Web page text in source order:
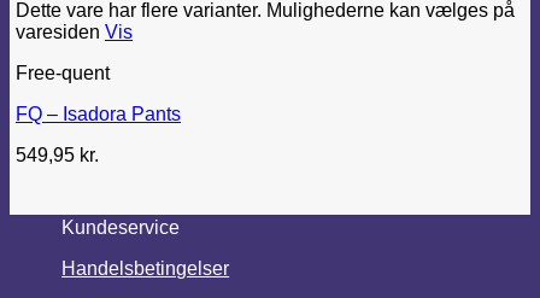
Dette vare har flere varianter. Mulighederne kan vælges på
varesiden Vis
Free-quent
FQ – Isadora Pants
549,95 kr.
Kundeservice
Handelsbetingelser